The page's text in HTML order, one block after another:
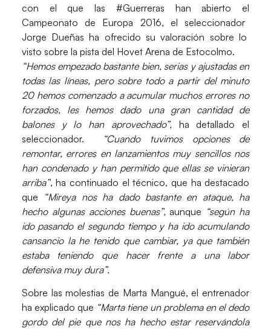
con el que las #Guerreras han abierto el
Campeonato de Europa 2016, el seleccionador
Jorge Dueñas ha ofrecido su valoración sobre lo
visto sobre la pista del Hovet Arena de Estocolmo.
“Hemos empezado bastante bien, serias y ajustadas en
todas las líneas, pero sobre todo a partir del minuto
20 hemos comenzado a acumular muchos errores no
forzados, les hemos dado una gran cantidad de
balones y lo han aprovechado”,ha detallado el
seleccionador.
“Cuando tuvimos opciones de
remontar, errores en lanzamientos muy sencillos nos
han condenado y han permitido que ellas se vinieran
arriba”, ha continuado el técnico, que ha destacado
que
“Mireya nos ha dado bastante en ataque, ha
hecho algunas acciones buenas”, aunque “según ha
ido pasando el segundo tiempo y ha ido acumulando
cansancio la he tenido que cambiar, ya que también
estaba teniendo que hacer frente a una labor
defensiva muy dura”.
Sobre las molestias de Marta Mangué, el entrenador
ha explicado que “Marta tiene un problema en el dedo
gordo del pie que nos ha hecho estar reservándola